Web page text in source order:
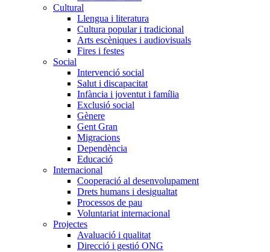
Cultural
Llengua i literatura
Cultura popular i tradicional
Arts escèniques i audiovisuals
Fires i festes
Social
Intervenció social
Salut i discapacitat
Infància i joventut i família
Exclusió social
Gènere
Gent Gran
Migracions
Dependència
Educació
Internacional
Cooperació al desenvolupament
Drets humans i desigualtat
Processos de pau
Voluntariat internacional
Projectes
Avaluació i qualitat
Direcció i gestió ONG